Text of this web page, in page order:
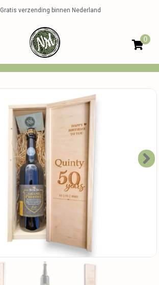
Gratis verzending binnen Nederland
0